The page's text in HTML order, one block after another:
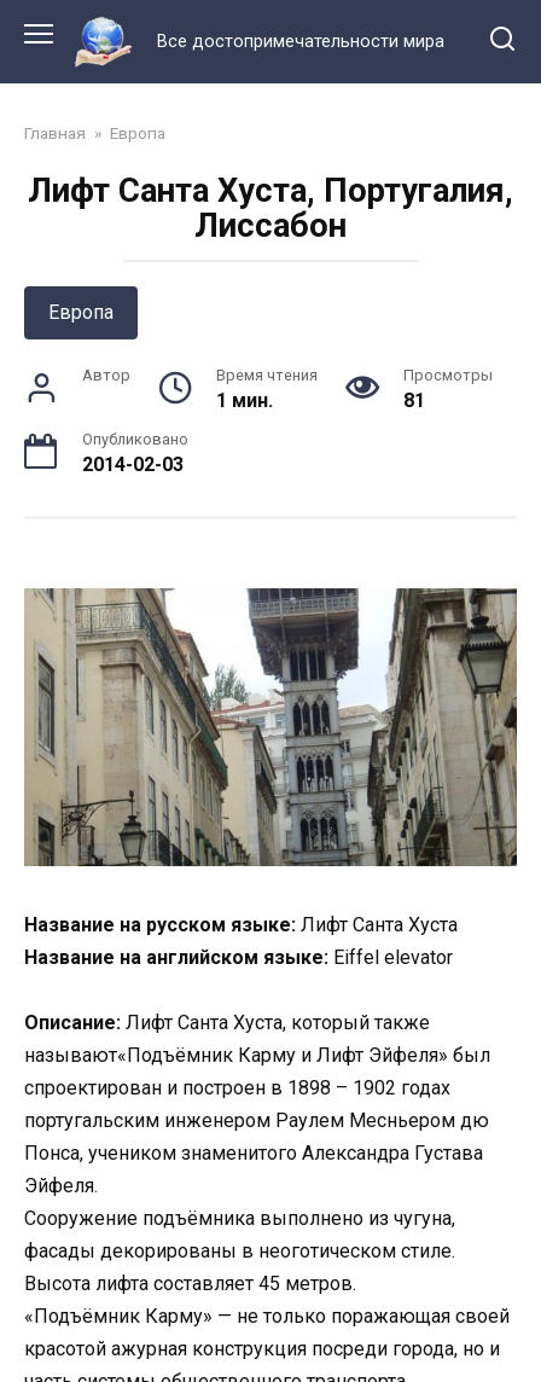
контенту
Все достопримечательности мира
Главная » Европа
Лифт Санта Хуста, Португалия,
Лиссабон
Европа
Автор Время чтения
1 мин.
Просмотры
81
Опубликовано
2014-02-03
Название на русском языке: Лифт Санта Хуста
Название на английском языке: Eiffel elevator
Описание: Лифт Санта Хуста, который также
называют«Подъёмник Карму и Лифт Эйфеля» был
спроектирован и построен в 1898 – 1902 годах
португальским инженером Раулем Месньером дю
Понса, учеником знаменитого Александра Густава
Эйфеля.
Сооружение подъёмника выполнено из чугуна,
фасады декорированы в неоготическом стиле.
Высота лифта составляет 45 метров.
«Подъёмник Карму» — не только поражающая своей
красотой ажурная конструкция посреди города, но и